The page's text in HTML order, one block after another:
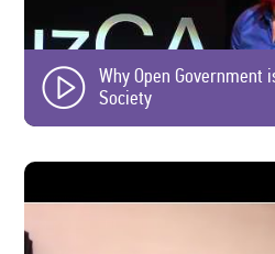
Why Open Government
Society